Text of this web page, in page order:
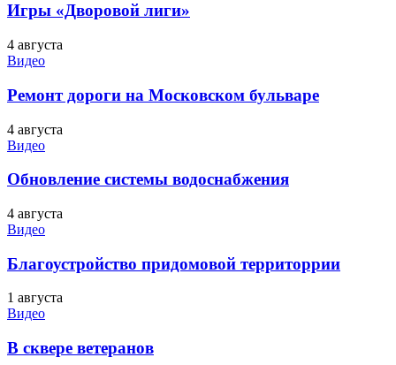
Игры «Дворовой лиги»
4 августа
Видео
Ремонт дороги на Московском бульваре
4 августа
Видео
Обновление системы водоснабжения
4 августа
Видео
Благоустройство придомовой территоррии
1 августа
Видео
В сквере ветеранов